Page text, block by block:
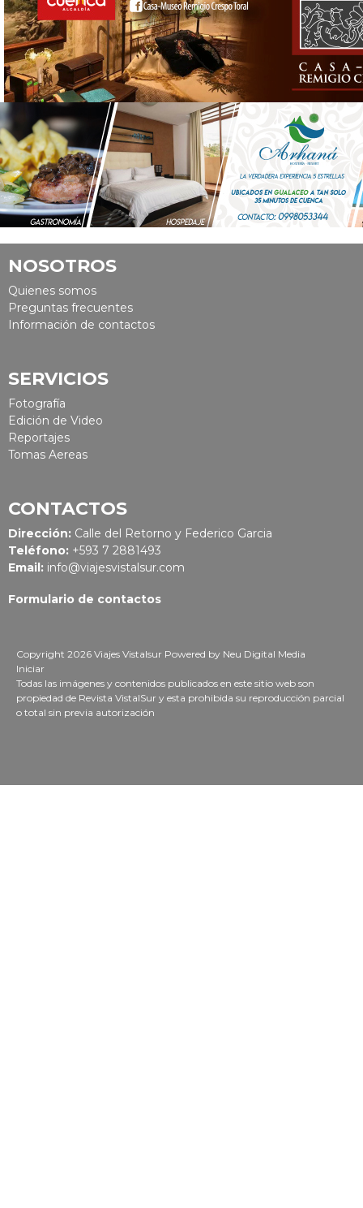
NOSOTROS
Quienes somos
Preguntas frecuentes
Información de contactos
SERVICIOS
Fotografía
Edición de Video
Reportajes
Tomas Aereas
CONTACTOS
Dirección: Calle del Retorno y Federico Garcia
Teléfono: +593 7 2881493
Email: info@viajesvistalsur.com
Formulario de contactos
Copyright 2026 Viajes Vistalsur Powered by Neu Digital Media
Iniciar
Todas las imágenes y contenidos publicados en este sitio web son
propiedad de Revista VistalSur y esta prohibida su reproducción parcial
o total sin previa autorización